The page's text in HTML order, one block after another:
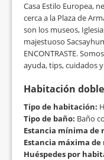
Casa Estilo Europea,
cerca a la Plaza de
son los museos,
majestuoso
ENCONTRASTE.
ayuda, tips, cuidados
Habitación
Tipo de habitación:
Tipo de baño: Baño
Estancia mínima de
Estancia máxima de
Huéspedes por